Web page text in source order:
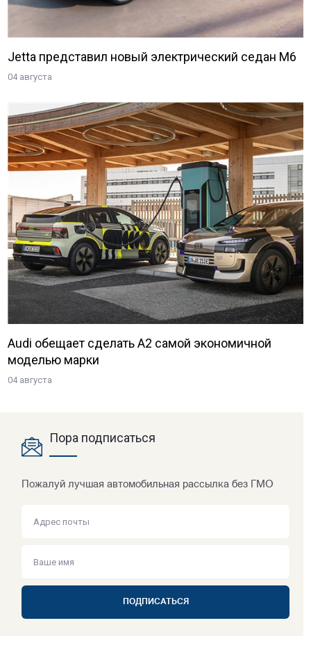
Jetta представил новый электрический седан M6
04 августа
Audi обещает сделать A2 самой экономичной
моделью марки
04 августа
Пора подписаться
Пожалуй лучшая автомобильная рассылка без ГМО
ПОДПИСАТЬСЯ